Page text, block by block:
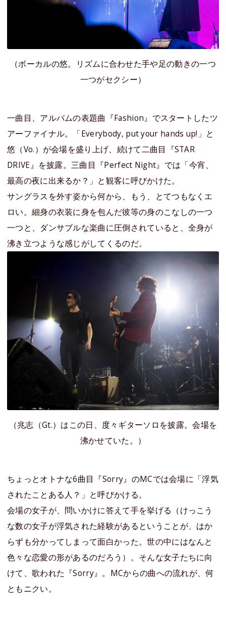
（ボーカルの悠。リズムに合わせた手や足の動きの一つ
一つがセクシー）
一曲目、アルバムの表題曲『Fashion』でスタートしたツ
アーファイナル。「Everybody, put your hands up!」と
悠（Vo.）が会場を盛り上げ、続けて二曲目『STAR
DRIVE』を披露。三曲目『Perfect Night』では「今宵、
最高の夜に出来るか？」と観客に呼びかけた。
サングラスを外す姿から何から、もう、とてつもなくエ
ロい。細身の衣装に身を包んだ彼等の身のこなしの一つ
一つと、ダンサブルな楽曲に圧倒されていると、全身が
沸き立つような感じがしてくるのだ。
（兆志（Gt.）はこの日、度々ギターソロを披露。会場を
沸かせていた。）
ちょっとオトナな6曲目『Sorry』のMCでは会場に「浮気
されたことある人？」と呼びかける。
会場の女子が、問いかけに答えて手を挙げる（けっこう
な数の女子が浮気された経験があるということが、はか
らずも分かってしまって面白かった。世の中にはなんと
色々な恋愛の形があるのだろう）。そんな女子たちに向
けて、歌われた『Sorry』。MCからの曲への流れが、何
ともニクい。